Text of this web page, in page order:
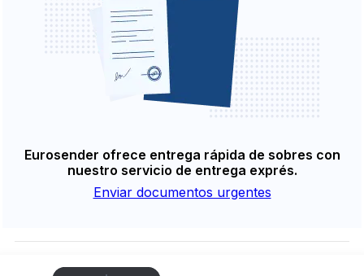
Eurosender ofrece entrega rápida de sobres con
nuestro servicio de entrega exprés.
Enviar documentos urgentes